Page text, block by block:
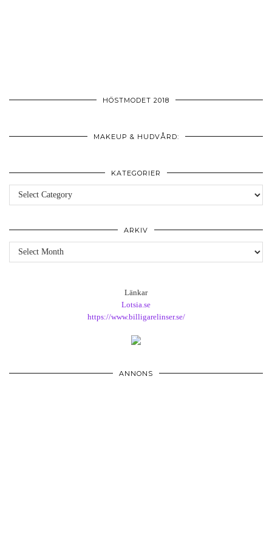
HÖSTMODET 2018
MAKEUP & HUDVÅRD:
KATEGORIER
Kategorier
ARKIV
Arkiv
Länkar
Lotsia.se
https://www.billigarelinser.se/
ANNONS